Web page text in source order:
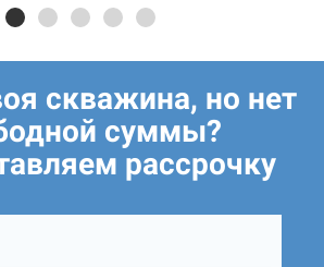
скважина, но нет
суммы?
рассрочку